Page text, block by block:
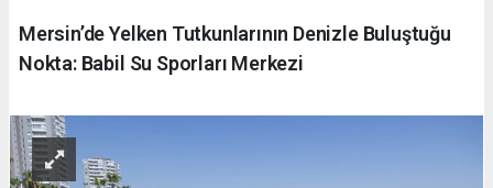
Mersin’de Yelken Tutkunlarının Denizle Buluştuğu
Nokta: Babil Su Sporları Merkezi